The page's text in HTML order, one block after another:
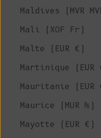
Maldives (MVR
Mali (XOF Fr)
Malte (EUR €)
Martinique (EUR
Mauritanie (EUR
Maurice (MUR ₨)
Mayotte (EUR €)